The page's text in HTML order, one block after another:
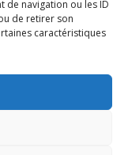
de navigation ou les ID
de retirer son
caractéristiques
Blog